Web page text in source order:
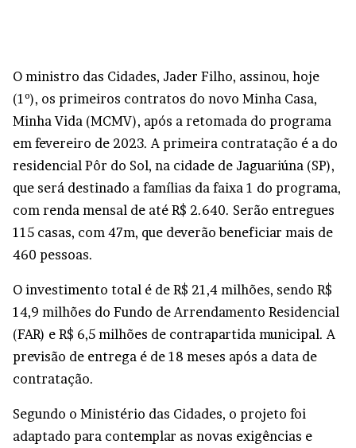
O ministro das Cidades, Jader Filho, assinou, hoje
(1º), os primeiros contratos do novo Minha Casa,
Minha Vida (MCMV), após a retomada do programa
em fevereiro de 2023. A primeira contratação é a do
residencial Pôr do Sol, na cidade de Jaguariúna (SP),
que será destinado a famílias da faixa 1 do programa,
com renda mensal de até R$ 2.640. Serão entregues
115 casas, com 47m, que deverão beneficiar mais de
460 pessoas.
O investimento total é de R$ 21,4 milhões, sendo R$
14,9 milhões do Fundo de Arrendamento Residencial
(FAR) e R$ 6,5 milhões de contrapartida municipal. A
previsão de entrega é de 18 meses após a data de
contratação.
Segundo o Ministério das Cidades, o projeto foi
adaptado para contemplar as novas exigências e